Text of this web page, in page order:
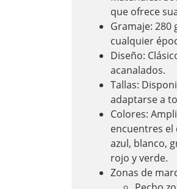
que ofrece
Gramaje: 280
cualquier
Diseño:
acanalados.
Tallas:
adaptarse a
Colores:
encuentres el
azul, blanco,
rojo y verde.
Zonas de